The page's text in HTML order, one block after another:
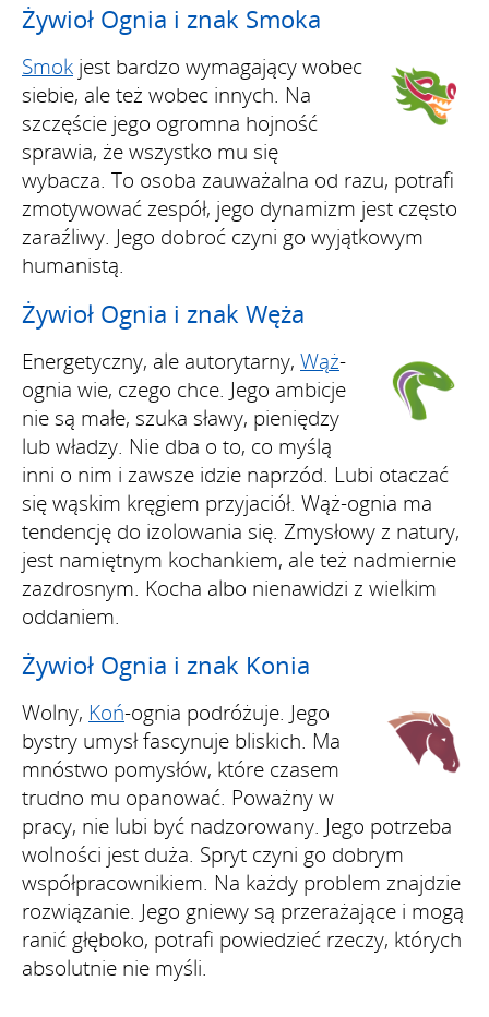
Żywioł Ognia i znak Smoka
Smok jest bardzo wymagający wobec
siebie, ale też wobec innych. Na
szczęście jego ogromna hojność
sprawia, że wszystko mu się
wybacza. To osoba zauważalna od razu, potrafi
zmotywować zespół, jego dynamizm jest często
zaraźliwy. Jego dobroć czyni go wyjątkowym
humanistą.
Żywioł Ognia i znak Węża
Energetyczny, ale autorytarny, Wąż-
ognia wie, czego chce. Jego ambicje
nie są małe, szuka sławy, pieniędzy
lub władzy. Nie dba o to, co myślą
inni o nim i zawsze idzie naprzód. Lubi otaczać
się wąskim kręgiem przyjaciół. Wąż-ognia ma
tendencję do izolowania się. Zmysłowy z natury,
jest namiętnym kochankiem, ale też nadmiernie
zazdrosnym. Kocha albo nienawidzi z wielkim
oddaniem.
Żywioł Ognia i znak Konia
Wolny, Koń-ognia podróżuje. Jego
bystry umysł fascynuje bliskich. Ma
mnóstwo pomysłów, które czasem
trudno mu opanować. Poważny w
pracy, nie lubi być nadzorowany. Jego potrzeba
wolności jest duża. Spryt czyni go dobrym
współpracownikiem. Na każdy problem znajdzie
rozwiązanie. Jego gniewy są przerażające i mogą
ranić głęboko, potrafi powiedzieć rzeczy, których
absolutnie nie myśli.